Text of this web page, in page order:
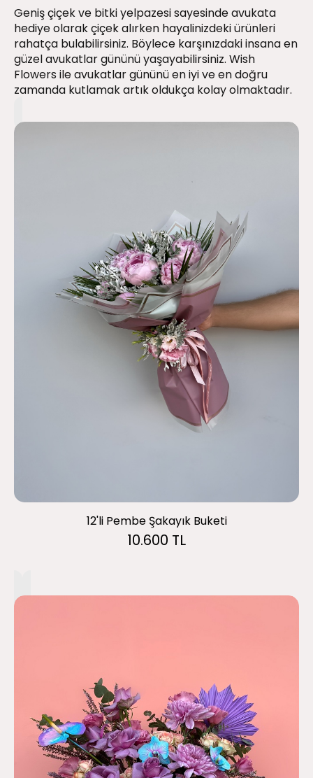
Geniş çiçek ve bitki yelpazesi sayesinde avukata
hediye olarak çiçek alırken hayalinizdeki ürünleri
rahatça bulabilirsiniz. Böylece karşınızdaki insana en
güzel avukatlar gününü yaşayabilirsiniz. Wish
Flowers ile avukatlar gününü en iyi ve en doğru
zamanda kutlamak artık oldukça kolay olmaktadır.
12'li Pembe Şakayık Buketi
10.600 TL